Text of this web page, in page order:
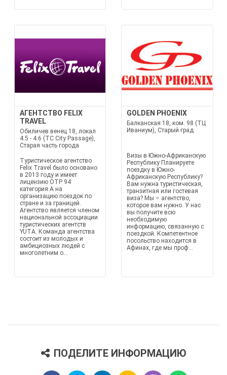
АГЕНТСТВО FELIX
TRAVEL
Обиличев венец 18, локал
4.5 - 4.6 (TC City Passage),
Старая часть города
Туристическое агентство
Felix Travel было основано
в 2013 году и имеет
лицензию OTP 94
категория A на
организацию поездок по
стране и за границей.
Агентство является членом
национальной ассоциации
туристических агентств
YUTA. Команда агентства
состоит из молодых и
амбициозных людей с
многолетним о...
GOLDEN PHOENIX
Балканская 18, ком. 98 (ТЦ
Иваниум), Старый град
Визы в Южно-Африканскую
Республику Планируете
поездку в Южно-
Африканскую Республику?
Вам нужна туристическая,
транзитная или гостевая
виза? Мы – агентство,
которое вам нужно. У нас
вы получите всю
необходимую
информацию, связанную с
поездкой. Компетентное
посольство находится в
Афинах, где мы проф...
ПОДЕЛИТЕ ИНФОРМАЦИЮ